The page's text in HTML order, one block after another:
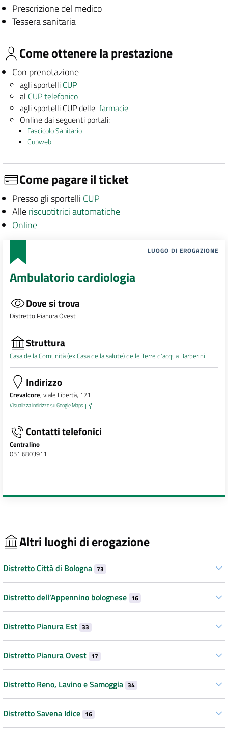
Prescrizione del medico
Tessera sanitaria
Come ottenere la prestazione
Con prenotazione
agli sportelli CUP
al CUP telefonico
agli sportelli CUP dellefarmacie
Online dai seguenti portali:
Fascicolo Sanitario
Cupweb
Come pagare il ticket
Presso gli sportelli CUP
Alleriscuotitrici automatiche
Online
LUOGO DI EROGAZIONE
Ambulatorio cardiologia
Dove si trova
Distretto Pianura Ovest
Struttura
Casa della Comunità (ex Casa della salute) delle Terre d'acqua Barberini
Indirizzo
Crevalcore, viale Libertà, 171
Visualizza indirizzo su Google Maps
Contatti telefonici
Centralino
051 6803911
Altri luoghi di erogazione
Distretto Città di Bologna 73
Distretto dell’Appennino bolognese 16
Distretto Pianura Est 33
Distretto Pianura Ovest 17
Distretto Reno, Lavino e Samoggia 34
Distretto Savena Idice 16